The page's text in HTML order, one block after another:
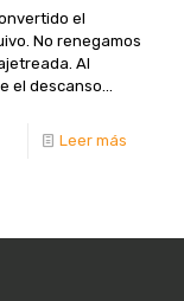
el
No renegamos
Al
descanso...
Leer más